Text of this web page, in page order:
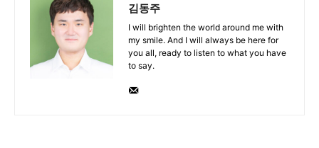
김동주
I will brighten the world around me with
my smile. And I will always be here for
you all, ready to listen to what you have
to say.